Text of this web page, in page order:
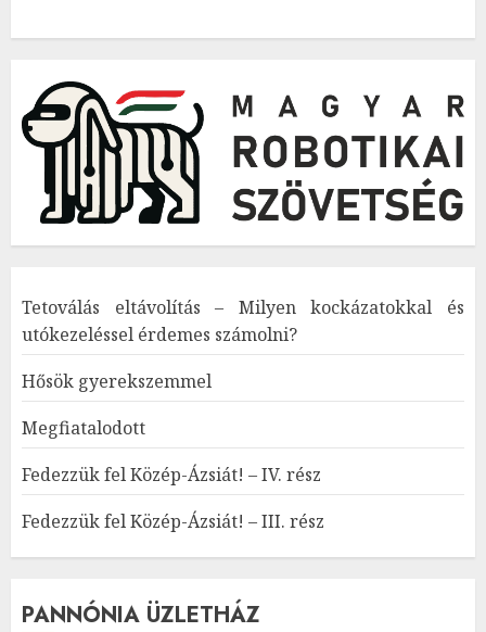
Tetoválás eltávolítás – Milyen kockázatokkal és
utókezeléssel érdemes számolni?
Hősök gyerekszemmel
Megfiatalodott
Fedezzük fel Közép-Ázsiát! – IV. rész
Fedezzük fel Közép-Ázsiát! – III. rész
PANNÓNIA ÜZLETHÁZ